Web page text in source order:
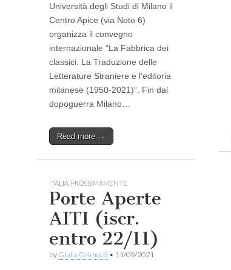
Università degli Studi di Milano il
Centro Apice (via Noto 6)
organizza il convegno
internazionale “La Fabbrica dei
classici. La Traduzione delle
Letterature Straniere e l’editoria
milanese (1950-2021)”. Fin dal
dopoguerra Milano…
Read more →
ITALIA PROSSIMAMENTE
Porte Aperte
AITI (iscr.
entro 22/11)
by Giulia Grimoldi • 11/09/2021